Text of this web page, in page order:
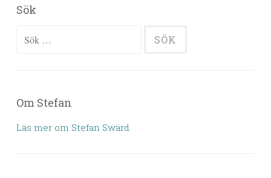
Sök
Sök efter:
Om Stefan
Läs mer om Stefan Swärd.